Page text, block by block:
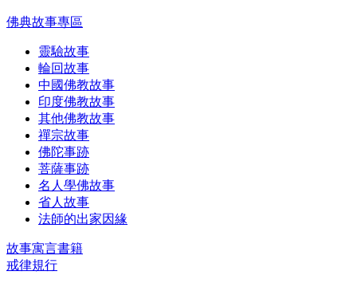
佛典故事專區
靈驗故事
輪回故事
中國佛教故事
印度佛教故事
其他佛教故事
禪宗故事
佛陀事跡
菩薩事跡
名人學佛故事
省人故事
法師的出家因緣
故事寓言書籍
戒律規行